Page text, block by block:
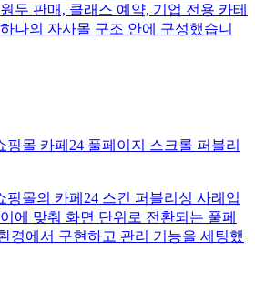
두 판매, 클래스 예약, 기업 전용 카테
나의 자사몰 구조 안에 구성했습니
몰 카페24 풀페이지 스크롤 퍼블리
핑몰의 카페24 스킨 퍼블리싱 사례입
에 맞춰 화면 단위로 전환되는 풀페
경에서 구현하고 관리 기능을 세팅했